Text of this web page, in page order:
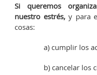
Si queremos
nuestro estrés,y para
cosas:
a) cumplir los
b) cancelar los